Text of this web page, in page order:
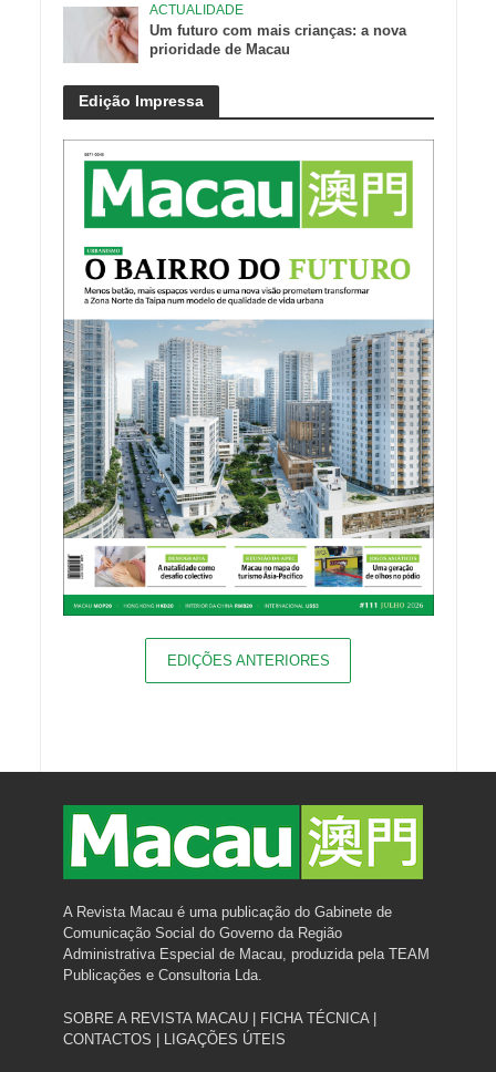
ACTUALIDADE
Um futuro com mais crianças: a nova
prioridade de Macau
Edição Impressa
EDIÇÕES ANTERIORES
A Revista Macau é uma publicação do Gabinete de
Comunicação Social do Governo da Região
Administrativa Especial de Macau, produzida pela TEAM
Publicações e Consultoria Lda.
SOBRE A REVISTA MACAU| FICHA TÉCNICA|
CONTACTOS
LIGAÇÕES ÚTEIS